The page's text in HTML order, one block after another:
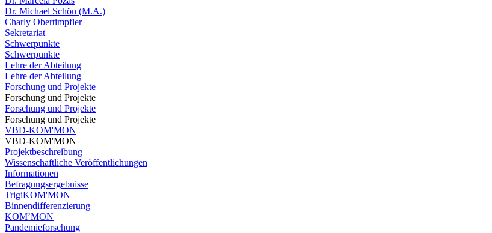
Dr. Michael Schön (M.A.)
Charly Obertimpfler
Sekretariat
Schwerpunkte
Schwerpunkte
Lehre der Abteilung
Lehre der Abteilung
Forschung und Projekte
Forschung und Projekte
Forschung und Projekte
Forschung und Projekte
VBD-KOM'MON
VBD-KOM'MON
Projektbeschreibung
Wissenschaftliche Veröffentlichungen
Informationen
Befragungsergebnisse
TrigiKOM'MON
Binnendifferenzierung
KOM’MON
Pandemieforschung